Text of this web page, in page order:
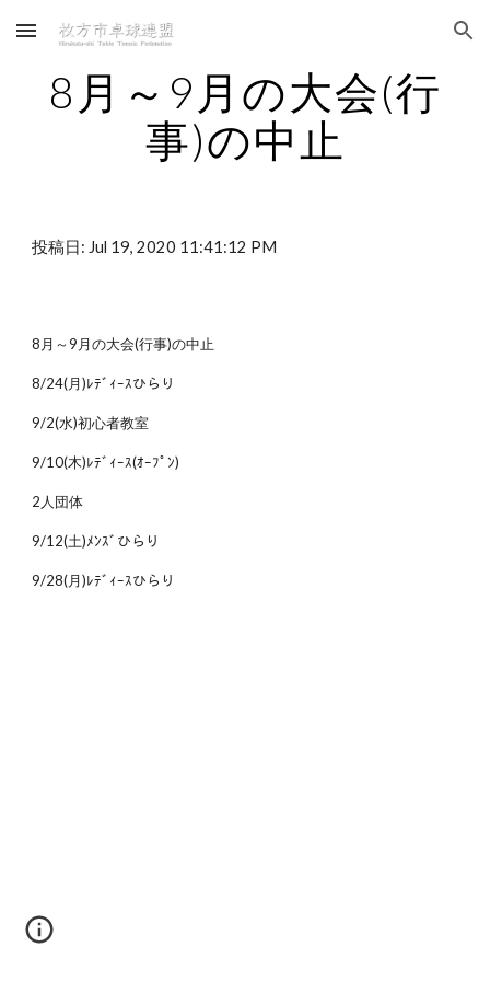
Skip to main content Skip to navigation
8月～9月の大会(行
事)の中止
投稿日: Jul 19, 2020 11:41:12 PM
8月～9月の大会(行事)の中止
8/24(月)ﾚﾃﾞｨｰｽひらり
9/2(水)初心者教室
9/10(木)ﾚﾃﾞｨｰｽ(ｵｰﾌﾟﾝ)
2人団体
9/12(土)ﾒﾝｽﾞひらり
9/28(月)ﾚﾃﾞｨｰｽひらり